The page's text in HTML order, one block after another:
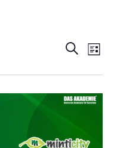
ve
Ara List